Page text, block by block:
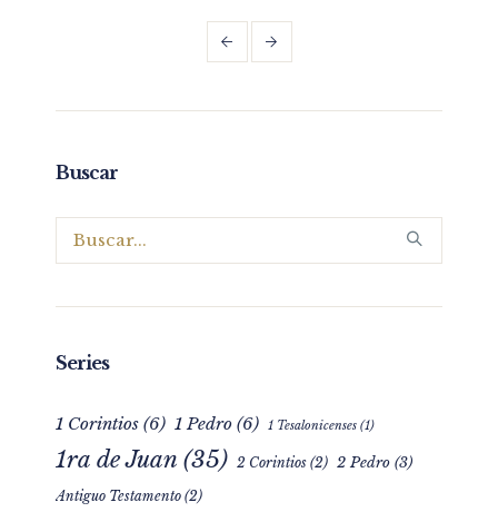
Buscar
Series
1 Corintios (6) 1 Pedro (6) 1 Tesalonicenses (1)
1ra de Juan (35) 2 Corintios (2) 2 Pedro (3)
Antiguo Testamento (2)